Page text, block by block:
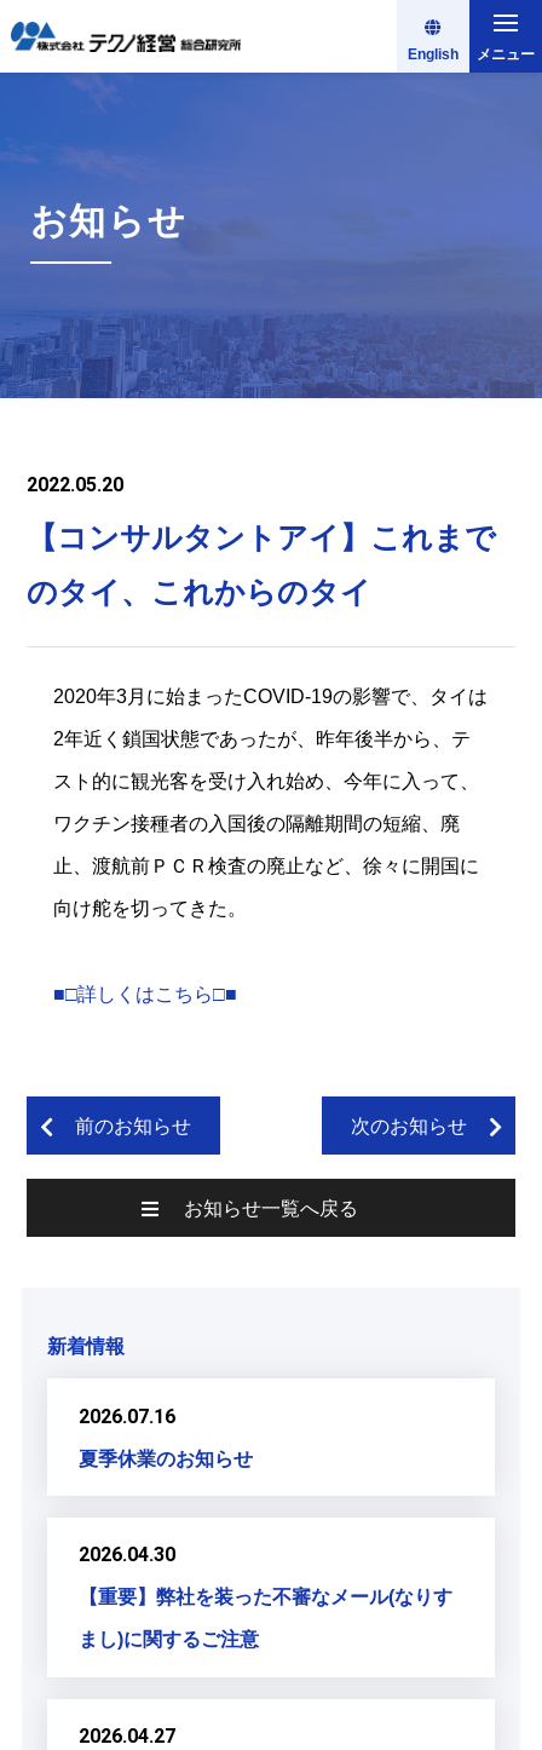
English メニュー
お知らせ
2022.05.20
【コンサルタントアイ】これまで
のタイ、これからのタイ
2020年3月に始まったCOVID-19の影響で、タイは
2年近く鎖国状態であったが、昨年後半から、テ
スト的に観光客を受け入れ始め、今年に入って、
ワクチン接種者の入国後の隔離期間の短縮、廃
止、渡航前ＰＣＲ検査の廃止など、徐々に開国に
向け舵を切ってきた。
■□詳しくはこちら□■
前のお知らせ 次のお知らせ
お知らせ一覧へ戻る
新着情報
2026.07.16
夏季休業のお知らせ
2026.04.30
【重要】弊社を装った不審なメール(なりす
まし)に関するご注意
2026.04.27